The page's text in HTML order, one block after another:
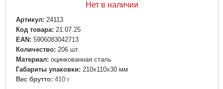
Нет в наличии
Артикул: 24113
Код товара: 21.07.25
EAN: 5906083042713
Количество: 206 шт.
Материал: оцинкованная сталь
Габариты упаковки: 210x110x30 мм
Вес брутто: 410 г